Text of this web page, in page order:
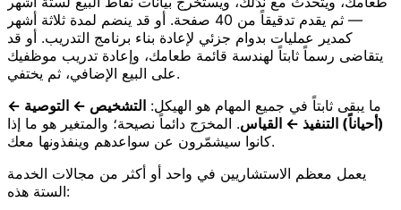
— ثم يقدم تدقيقاً من 40 صفحة. أو قد ينضم لمدة ثلاثة أشهر
كمدير عمليات بدوام جزئي لإعادة بناء برنامج التدريب. أو قد
يتقاضى رسماً ثابتاً لهندسة قائمة طعامك، وإعادة تدريب موظفيك
على البيع الإضافي، ثم يختفي.
ما يبقى ثابتاً في جميع المهام هو الهيكل: التشخيص ← التوصية ←
(أحياناً) التنفيذ ← القياس. المخرَج دائماً نصيحة؛ والمتغير هو ما إذا
كانوا سيشمّرون عن سواعدهم وينفذونها معك.
يعمل معظم الاستشاريين في واحد أو أكثر من مجالات الخدمة
الستة هذه: